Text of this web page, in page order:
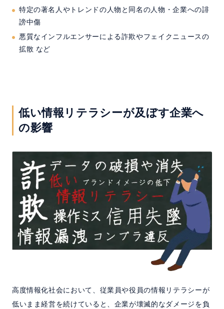
特定の著名人やトレンドの人物と同名の人物・企業への誹
謗中傷
悪質なインフルエンサーによる詐欺やフェイクニュースの
拡散 など
低い情報リテラシーが及ぼす企業へ
の影響
高度情報化社会において、従業員や役員の情報リテラシーが
低いまま経営を続けていると、企業が壊滅的なダメージを負